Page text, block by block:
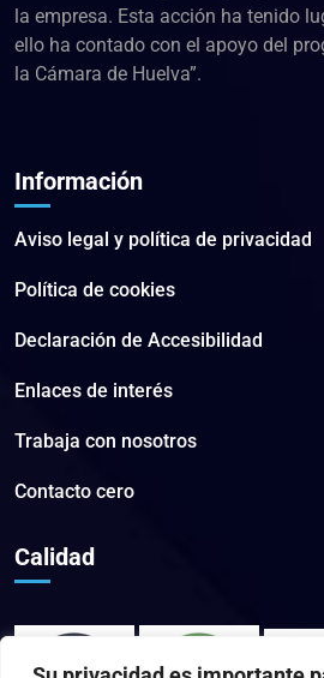
la empresa. Esta acción ha tenido
ello ha contado con el apoyo del
la Cámara de Huelva”.
Información
Aviso legal y política de privacidad
Política de cookies
Declaración de Accesibilidad
Enlaces de interés
Trabaja con nosotros
Contacto cero
Calidad